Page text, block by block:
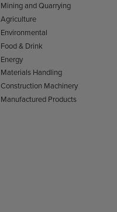
Mining and Quarrying
Agriculture
Environmental
Food & Drink
Energy
Materials Handling
Construction Machinery
Manufactured Products